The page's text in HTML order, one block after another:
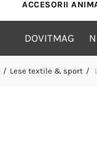
ACCESORII
DOVITMAG
Lese textile & sport